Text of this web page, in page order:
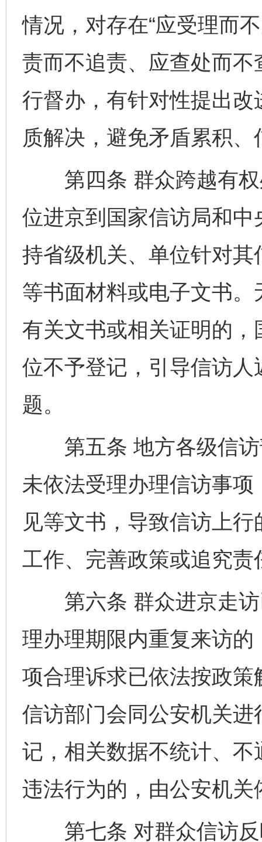
情况，对存在“应受理而
责而不追责、应查处而不
行督办，有针对性提出
质解决，避免矛盾累积、
第四条 群众跨越有权
位进京到国家信访局和
持省级机关、单位针对
等书面材料或电子文书
有关文书或相关证明的
位不予登记，引导信访
题。
第五条 地方各级信访
未依法受理办理信访事
见等文书，导致信访上
工作、完善政策或追究责
第六条 群众进京走访
理办理期限内重复来访
项合理诉求已依法按政
信访部门会同公安机关
记，相关数据不统计、
违法行为的，由公安机关
第七条 对群众信访反